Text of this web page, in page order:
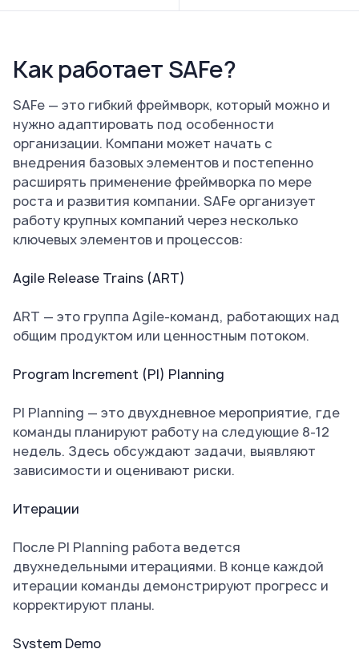
Как работает SAFe?
SAFe — это гибкий фреймворк, который можно и
нужно адаптировать под особенности
организации. Компани может начать с
внедрения базовых элементов и постепенно
расширять применение фреймворка по мере
роста и развития компании. SAFe организует
работу крупных компаний через несколько
ключевых элементов и процессов:
Agile Release Trains (ART)
ART — это группа Agile-команд, работающих над
общим продуктом или ценностным потоком.
Program Increment (PI) Planning
PI Planning — это двухдневное мероприятие, где
команды планируют работу на следующие 8-12
недель. Здесь обсуждают задачи, выявляют
зависимости и оценивают риски.
Итерации
После PI Planning работа ведется
двухнедельными итерациями. В конце каждой
итерации команды демонстрируют прогресс и
корректируют планы.
System Demo